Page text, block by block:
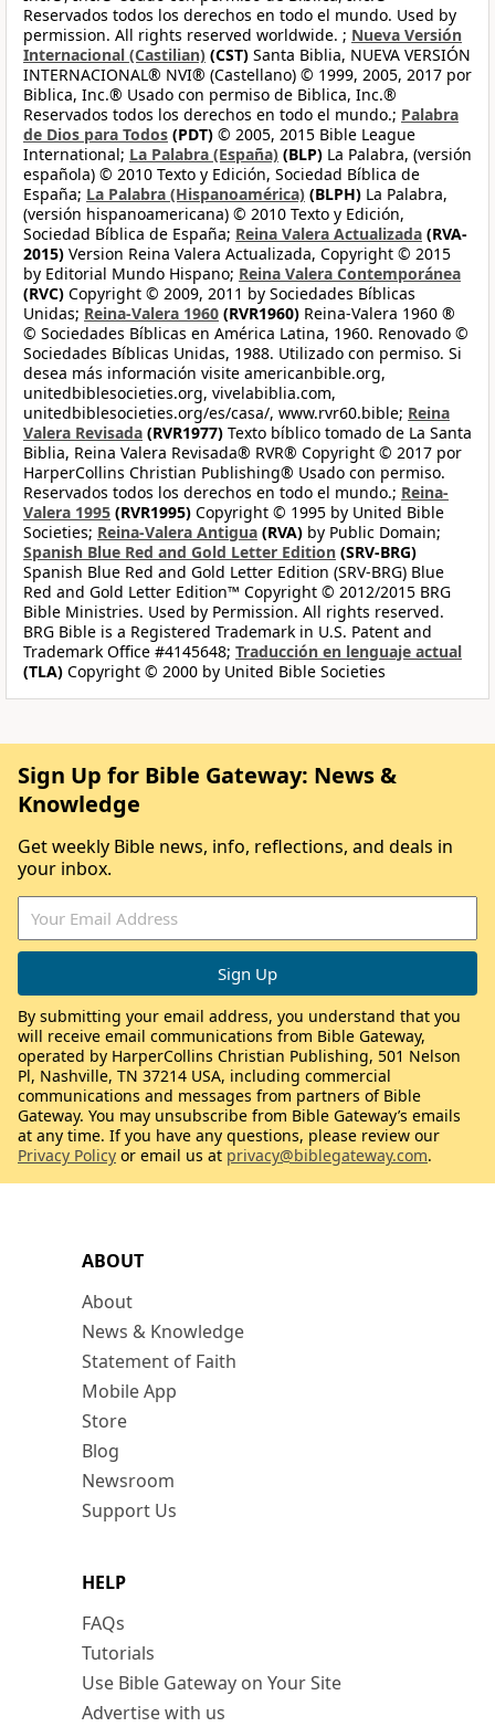
Reservados todos los derechos en todo el mundo. Used by
permission. All rights reserved worldwide. ; Nueva Versión
Internacional (Castilian) (CST) Santa Biblia, NUEVA VERSIÓN
INTERNACIONAL® NVI® (Castellano) © 1999, 2005, 2017 por
Biblica, Inc.® Usado con permiso de Biblica, Inc.®
Reservados todos los derechos en todo el mundo.; Palabra
de Dios para Todos (PDT) © 2005, 2015 Bible League
International; La Palabra (España) (BLP) La Palabra, (versión
española) © 2010 Texto y Edición, Sociedad Bíblica de
España; La Palabra (Hispanoamérica) (BLPH) La Palabra,
(versión hispanoamericana) © 2010 Texto y Edición,
Sociedad Bíblica de España; Reina Valera Actualizada (RVA-
2015) Version Reina Valera Actualizada, Copyright © 2015
by Editorial Mundo Hispano; Reina Valera Contemporánea
(RVC) Copyright © 2009, 2011 by Sociedades Bíblicas
Unidas; Reina-Valera 1960 (RVR1960) Reina-Valera 1960 ®
© Sociedades Bíblicas en América Latina, 1960. Renovado ©
Sociedades Bíblicas Unidas, 1988. Utilizado con permiso. Si
desea más información visite americanbible.org,
unitedbiblesocieties.org, vivelabiblia.com,
unitedbiblesocieties.org/es/casa/, www.rvr60.bible; Reina
Valera Revisada (RVR1977) Texto bíblico tomado de La Santa
Biblia, Reina Valera Revisada® RVR® Copyright © 2017 por
HarperCollins Christian Publishing® Usado con permiso.
Reservados todos los derechos en todo el mundo.; Reina-
Valera 1995 (RVR1995) Copyright © 1995 by United Bible
Societies; Reina-Valera Antigua (RVA) by Public Domain;
Spanish Blue Red and Gold Letter Edition (SRV-BRG)
Spanish Blue Red and Gold Letter Edition (SRV-BRG) Blue
Red and Gold Letter Edition™ Copyright © 2012/2015 BRG
Bible Ministries. Used by Permission. All rights reserved.
BRG Bible is a Registered Trademark in U.S. Patent and
Trademark Office #4145648; Traducción en lenguaje actual
(TLA) Copyright © 2000 by United Bible Societies
ABOUT
About
News & Knowledge
Statement of Faith
Mobile App
Store
Blog
Newsroom
Support Us
HELP
FAQs
Tutorials
Use Bible Gateway on Your Site
Advertise with us
Sign Up for Bible Gateway: News &
Knowledge
Get weekly Bible news, info, reflections, and deals in
your inbox.
By submitting your email address, you understand that you
will receive email communications from Bible Gateway,
operated by HarperCollins Christian Publishing, 501 Nelson
Pl, Nashville, TN 37214 USA, including commercial
communications and messages from partners of Bible
Gateway. You may unsubscribe from Bible Gateway’s emails
at any time. If you have any questions, please review our
Privacy Policy or email us at privacy@biblegateway.com.